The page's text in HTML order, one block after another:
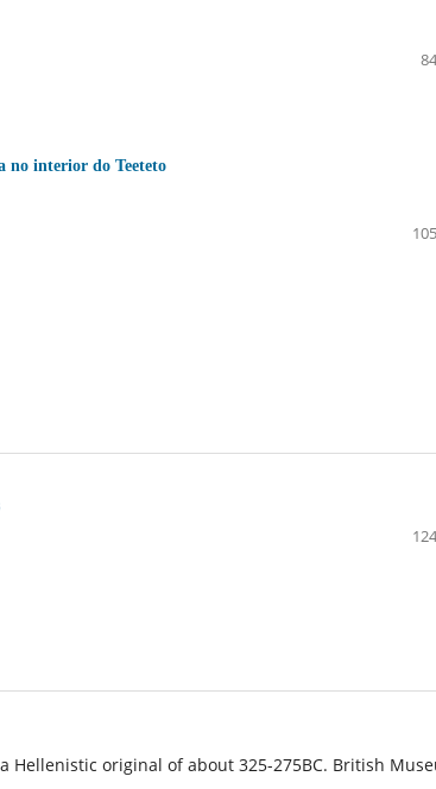
no interior do Teeteto
Hellenistic original of about 325-275BC. British